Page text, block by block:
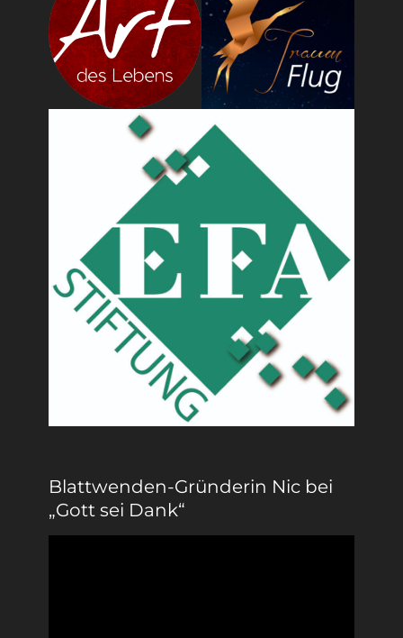
Blattwenden-Gründerin Nic bei
„Gott sei Dank“